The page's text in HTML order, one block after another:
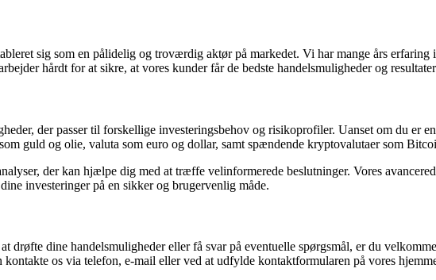
sig som en pålidelig og troværdig aktør på markedet. Vi har mange års
hårdt for at sikre, at vores kunder får de bedste handelsmuligheder og
der passer til forskellige investeringsbehov og risikoprofiler. Uanset om du er
guld og olie, valuta som euro og dollar, samt spændende kryptovalutaer som
der kan hjælpe dig med at træffe velinformerede beslutninger. Vores
investeringer på en sikker og brugervenlig måde.
drøfte dine handelsmuligheder eller få svar på eventuelle spørgsmål, er du
os via telefon, e-mail eller ved at udfylde kontaktformularen på vores